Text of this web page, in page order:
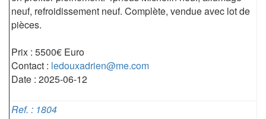
neuf, refroidissement neuf. Complète, vendue avec lot de
pièces.
Prix : 5500€ Euro
Contact : ledouxadrien@me.com
Date : 2025-06-12
Ref. : 1804